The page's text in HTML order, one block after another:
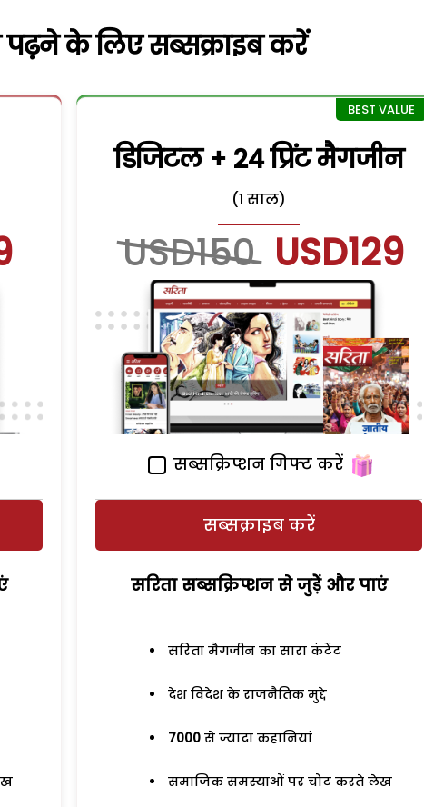
के लिए सब्सक्राइब करें
डिजिटल + 24 प्रिंट मैगजीन
(1 साल)
USD150 USD129
सब्सक्रिप्शन गिफ्ट करें
सब्सक्राइब करें
सरिता सब्सक्रिप्शन से जुड़ेें और पाएं
सरिता मैगजीन का सारा कंटेंट
देश विदेश के राजनैतिक मुद्दे
7000 से ज्यादा कहानियां
समाजिक समस्याओं पर चोट करते लेख